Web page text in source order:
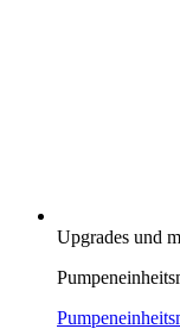
Upgrades und